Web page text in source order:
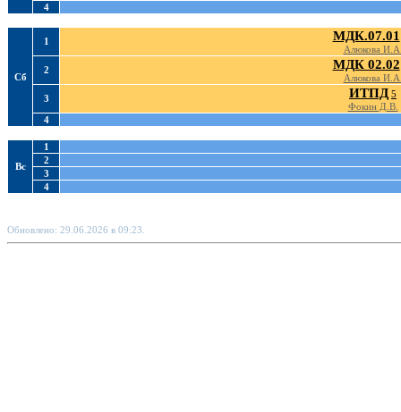
4
Сб
1 МДК.07.01
Алюкова
2
МДК 02.02
Алюкова
3
ИТПД 5
Фокин Д.В.
4
Вс
1
2
3
4
Обновлено: 29.06.2026 в 09:23.